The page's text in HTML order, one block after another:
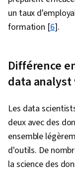
un taux
formation [6].
Différence
data
Les data
deux avec des
ensemble
d'outils. De
la science des